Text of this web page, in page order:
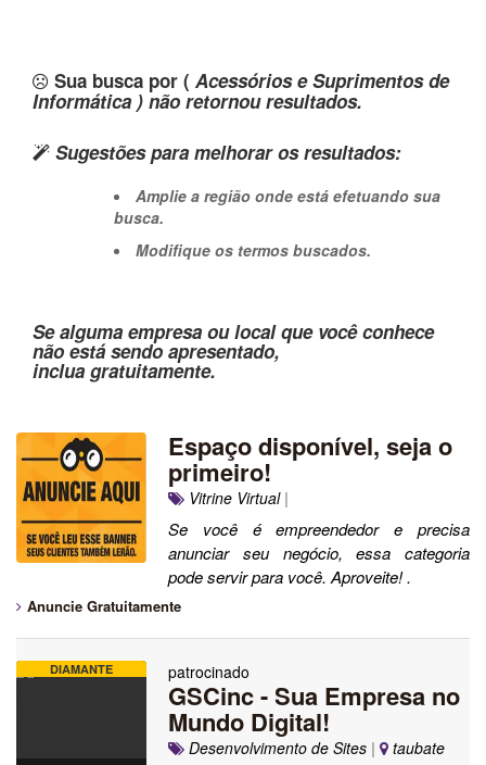
Sua busca por ( Acessórios e Suprimentos de
Informática ) não retornou resultados.
Sugestões para melhorar os resultados:
Amplie a região onde está efetuando sua
busca.
Modifique os termos buscados.
Se alguma empresa ou local que você conhece
não está sendo apresentado,
inclua gratuitamente.
Espaço disponível, seja o
primeiro!
Vitrine Virtual|
Se você é empreendedor e precisa
anunciar seu negócio, essa categoria
pode servir para você. Aproveite! .
Anuncie Gratuitamente
DIAMANTE patrocinado
GSCinc - Sua Empresa no
Mundo Digital!
Desenvolvimento de Sites |
taubate